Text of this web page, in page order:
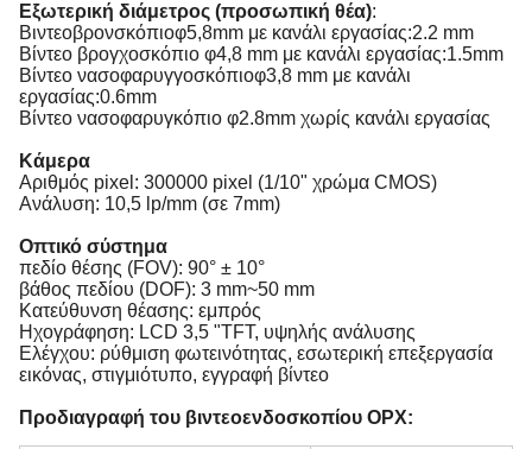
Εξωτερική διάμετρος (προσωπική θέα):
Βιντεοβρονσκόπιοφ5,8mm με κανάλι εργασίας:2.2 mm
Βίντεο βρογχοσκόπιο φ4,8 mm με κανάλι εργασίας:1.5mm
Βίντεο νασοφαρυγγοσκόπιοφ3,8 mm με κανάλι
εργασίας:0.6mm
Βίντεο νασοφαρυγκόπιο φ2.8mm χωρίς κανάλι εργασίας
Κάμερα
Αριθμός pixel: 300000 pixel (1/10" χρώμα CMOS)
Ανάλυση: 10,5 lp/mm (σε 7mm)
Οπτικό σύστημα
πεδίο θέσης (FOV): 90° ± 10°
βάθος πεδίου (DOF): 3 mm~50 mm
Κατεύθυνση θέασης: εμπρός
Ηχογράφηση: LCD 3,5 "TFT, υψηλής ανάλυσης
Ελέγχου: ρύθμιση φωτεινότητας, εσωτερική επεξεργασία
εικόνας, στιγμιότυπο, εγγραφή βίντεο
Προδιαγραφή του βιντεοενδοσκοπίου ΟΡΧ: